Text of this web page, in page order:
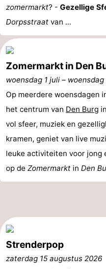
Sporten
Zwembaden
-
Wandelen
-
Surfen
-
Eten
drinken
Praktisch
Forum
zomermarkt? - Gezellige
Dorpsstraat van ...
Zomermarkt in Den
woensdag 1 juli –
Op meerdere woensdagen
het centrum van Den Burg
vol sfeer, muziek en
kramen, geniet van live
leuke activiteiten voor jong
op de Zomermarkt in Den
Strenderpop
zaterdag 15 augustus 2026